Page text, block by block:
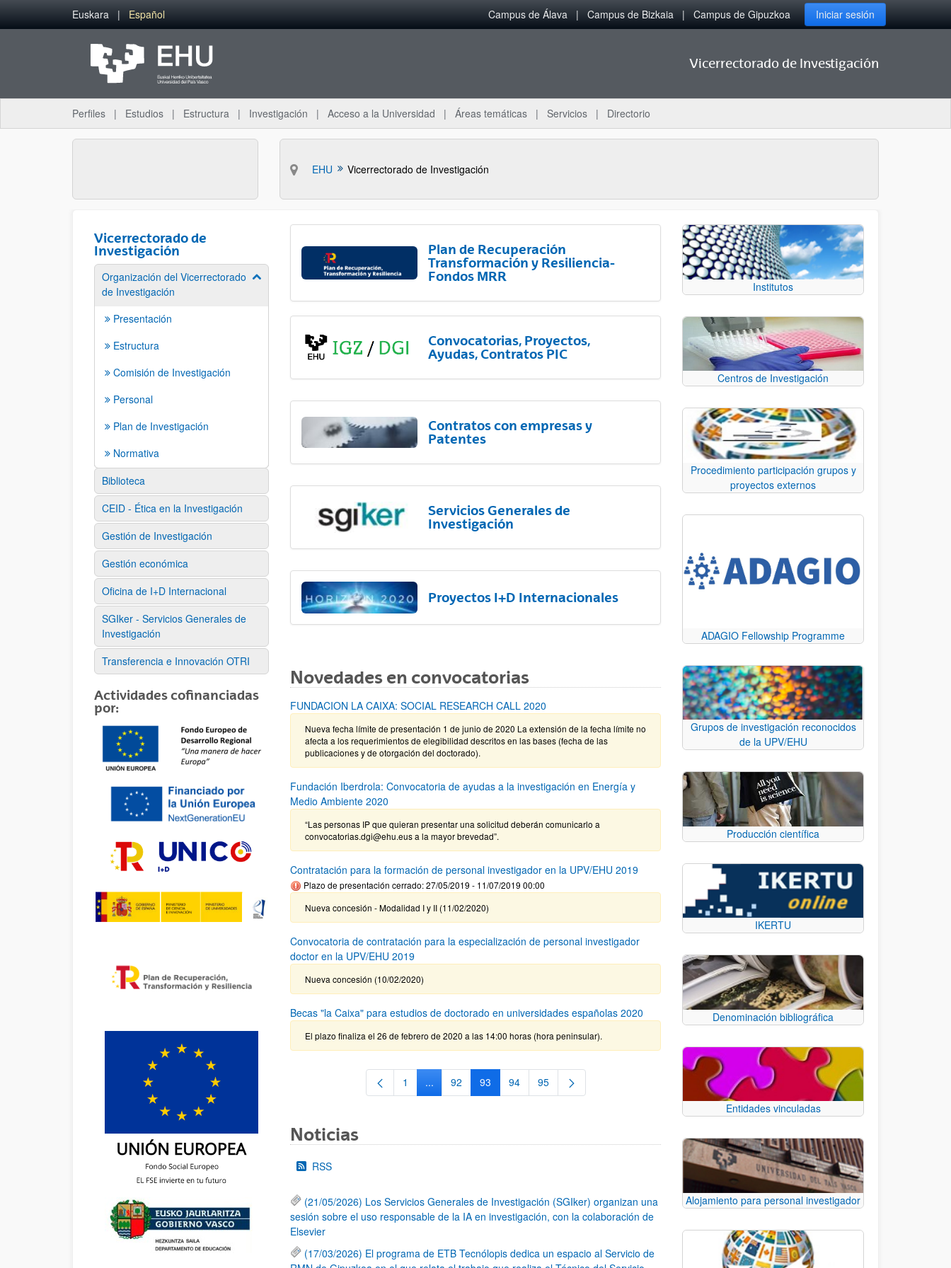
Saltar al contenido principal
Euskara Español Campus de Álava Campus de Bizkaia Campus de Gipuzkoa Iniciar sesión
Vicerrectorado de Investigación
Perfiles Estudios Estructura Investigación Acceso a la Universidad Áreas temáticas Servicios Directorio
EHU Vicerrectorado de Investigación
Vicerrectorado de
Investigación
Organización del Vicerrectorado
de Investigación
Mostrar/ocultar subpáginas
Presentación
Estructura
Comisión de Investigación
Personal
Plan de Investigación
Normativa
Biblioteca
CEID - Ética en la Investigación
Gestión de Investigación
Gestión económica
Oficina de I+D Internacional
SGIker - Servicios Generales de
Investigación
Transferencia e Innovación OTRI
Actividades cofinanciadas
por:
Plan de Recuperación
Transformación y Resiliencia-
Fondos MRR
Convocatorias, Proyectos,
Ayudas, Contratos PIC
Contratos con empresas y
Patentes
Servicios Generales de
Investigación
Proyectos I+D Internacionales
Novedades en convocatorias
FUNDACION LA CAIXA: SOCIAL RESEARCH CALL 2020
Nueva fecha límite de presentación 1 de junio de 2020 La extensión de la fecha límite no
afecta a los requerimientos de elegibilidad descritos en las bases (fecha de las
publicaciones y de otorgación del doctorado).
Fundación Iberdrola: Convocatoria de ayudas a la investigación en Energía y
Medio Ambiente 2020
“Las personas IP que quieran presentar una solicitud deberán comunicarlo a
convocatorias.dgi@ehu.eus a la mayor brevedad”.
Contratación para la formación de personal investigador en la UPV/EHU 2019
Plazo de presentación cerrado: 27/05/2019 - 11/07/2019 00:00
Nueva concesión - Modalidad I y II (11/02/2020)
Convocatoria de contratación para la especialización de personal investigador
doctor en la UPV/EHU 2019
Nueva concesión (10/02/2020)
Becas "la Caixa" para estudios de doctorado en universidades españolas 2020
El plazo finaliza el 26 de febrero de 2020 a las 14:00 horas (hora peninsular).
Página
1 ...Páginas intermedias Use TAB para desplazarse.
Página
92 Página
93 Página
94 Página
95
Noticias
RSS
(21/05/2026) Los Servicios Generales de Investigación (SGIker) organizan una
sesión sobre el uso responsable de la IA en investigación, con la colaboración de
Elsevier
(17/03/2026) El programa de ETB Tecnólopis dedica un espacio al Servicio de
Institutos
Centros de Investigación
Procedimiento participación grupos y
proyectos externos
ADAGIO Fellowship Programme
Grupos de investigación reconocidos
de la UPV/EHU
Producción científica
IKERTU
Denominación bibliográfica
Entidades vinculadas
Alojamiento para personal investigador